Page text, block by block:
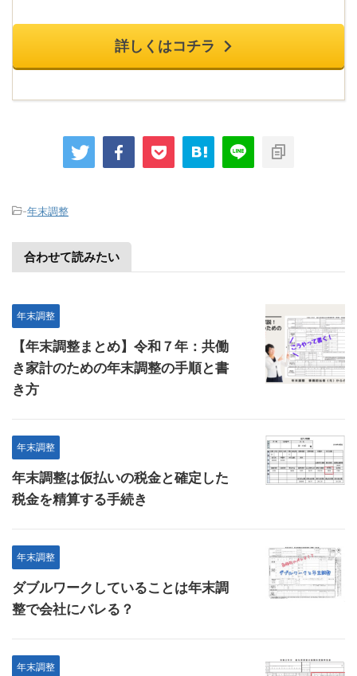
詳しくはコチラ
-年末調整
合わせて読みたい
年末調整
【年末調整まとめ】令和７年：共働
き家計のための年末調整の手順と書
き方
年末調整
年末調整は仮払いの税金と確定した
税金を精算する手続き
年末調整
ダブルワークしていることは年末調
整で会社にバレる？
年末調整